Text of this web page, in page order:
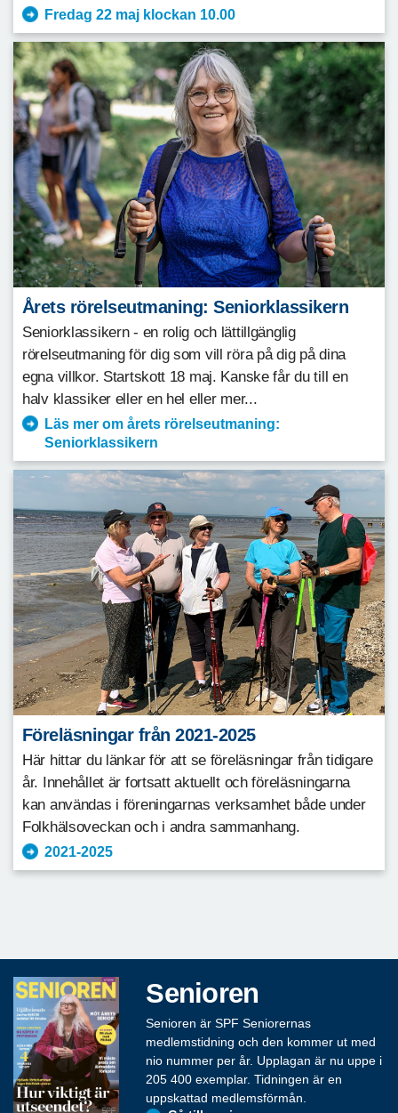
Fredag 22 maj klockan 10.00
Årets rörelseutmaning: Seniorklassikern
Seniorklassikern - en rolig och lättillgänglig
rörelseutmaning för dig som vill röra på dig på dina
egna villkor. Startskott 18 maj. Kanske får du till en
halv klassiker eller en hel eller mer...
Läs mer om årets rörelseutmaning:
Seniorklassikern
Föreläsningar från 2021-2025
Här hittar du länkar för att se föreläsningar från tidigare
år. Innehållet är fortsatt aktuellt och föreläsningarna
kan användas i föreningarnas verksamhet både under
Folkhälsoveckan och i andra sammanhang.
2021-2025
Senioren
Senioren är SPF Seniorernas
medlemstidning och den kommer ut med
nio nummer per år. Upplagan är nu uppe i
205 400 exemplar. Tidningen är en
uppskattad medlemsförmån.